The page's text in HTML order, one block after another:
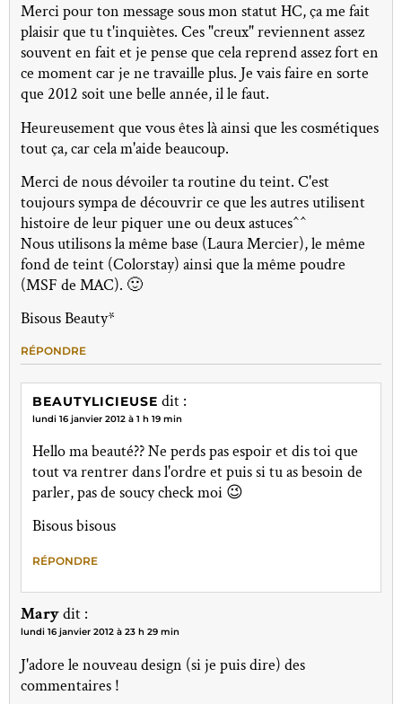
Merci pour ton message sous mon statut HC, ça me fait
plaisir que tu t'inquiètes. Ces "creux" reviennent assez
souvent en fait et je pense que cela reprend assez fort en
ce moment car je ne travaille plus. Je vais faire en sorte
que 2012 soit une belle année, il le faut.
Heureusement que vous êtes là ainsi que les cosmétiques
tout ça, car cela m'aide beaucoup.
Merci de nous dévoiler ta routine du teint. C'est
toujours sympa de découvrir ce que les autres utilisent
histoire de leur piquer une ou deux astuces^^
Nous utilisons la même base (Laura Mercier), le même
fond de teint (Colorstay) ainsi que la même poudre
(MSF de MAC). 🙂
Bisous Beauty*
RÉPONDRE
BEAUTYLICIEUSE dit :
lundi 16 janvier 2012 à 1 h 19 min
Hello ma beauté?? Ne perds pas espoir et dis toi que
tout va rentrer dans l'ordre et puis si tu as besoin de
parler, pas de soucy check moi 😉
Bisous bisous
RÉPONDRE
Marydit :
lundi 16 janvier 2012 à 23 h 29 min
J'adore le nouveau design (si je puis dire) des
commentaires !